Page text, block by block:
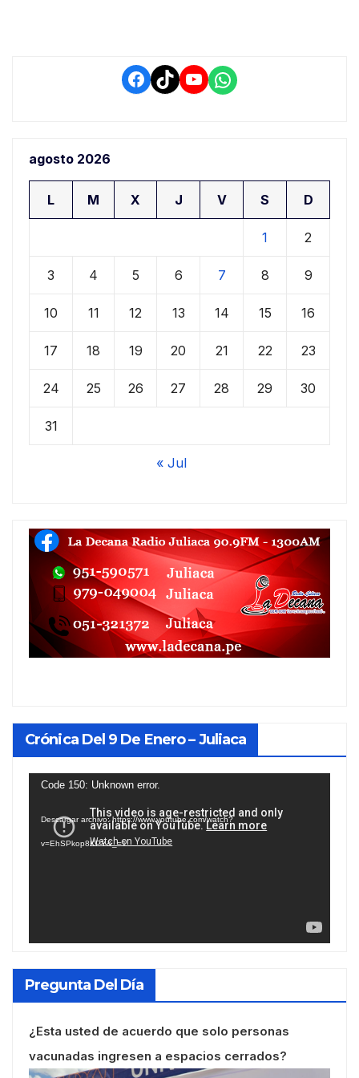
Facebook
TikTokYouTube
WhatsApp
agosto 2026
L M X J V S D
1 2
3 4 5 6 7 8 9
10 11 12 13 14 15 16
17 18 19 20 21 22 23
24 25 26 27 28 29 30
31
« Jul
Crónica Del 9 De Enero – Juliaca
Reproductor
vídeo
Code 150: Unknown error.
Descargar archivo: https://www.youtube.com/watch?
v=EhSPkop8KPY&_=1
Pregunta Del Día
¿Esta usted de acuerdo que solo personas
vacunadas ingresen a espacios cerrados?